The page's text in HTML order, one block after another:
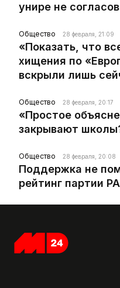
унире не
Общество 28 февраля, 21:09
«Показать, что
хищения по
вскрыли лишь
Общество 28 февраля, 20:17
«Простое
закрывают
Общество 28 февраля, 20:08
Поддержка не
рейтинг партии